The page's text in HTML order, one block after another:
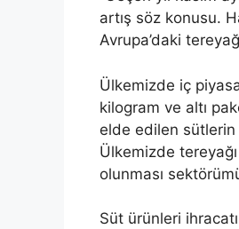
artış söz konusu.
Avrupa’daki
Ülkemizde iç
kilogram ve altı
elde edilen sütlerin
Ülkemizde
olunması
Süt ürünleri